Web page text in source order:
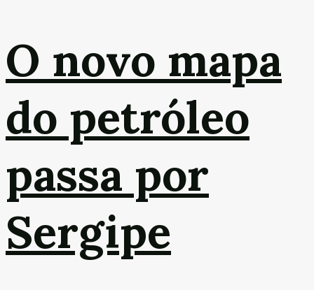
O novo mapa
do petróleo
passa por
Sergipe